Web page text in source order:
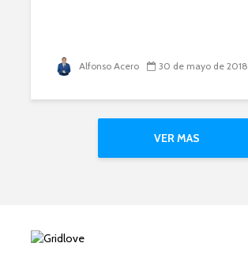
Alfonso Acero 30 de mayo de 2018
VER MAS